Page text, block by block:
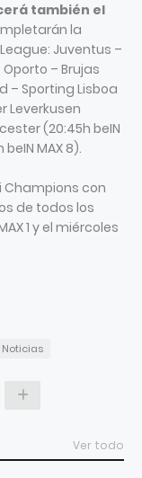
también el
la
Juventus –
Oporto – Brujas
– Sporting Lisboa
Leverkusen
(20:45h beIN
MAX 8).
Champions con
de todos los
1 y el miércoles
Noticias
Ver todo